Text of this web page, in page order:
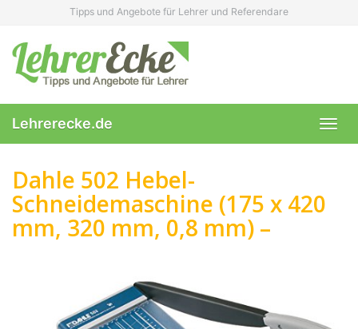
content
Tipps und Angebote für Lehrer und Referendare
Lehrerecke.de
Dahle 502 Hebel-
Schneidemaschine (175 x 420
mm, 320 mm, 0,8 mm) –